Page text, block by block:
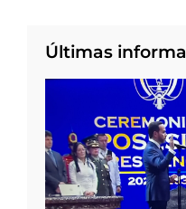
Últimas